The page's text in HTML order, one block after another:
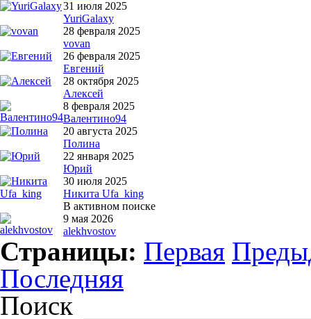
31 июля 2025
YuriGalaxy
28 февраля 2025
vovan
26 февраля 2025
Евгений
28 октября 2025
Алексей
8 февраля 2025
Валентино94
20 августа 2025
Полина
22 января 2025
Юрий
30 июля 2025
Никита Ufa_king
В активном поиске
9 мая 2026
alekhvostov
Страницы: Первая
Последняя
Поиск